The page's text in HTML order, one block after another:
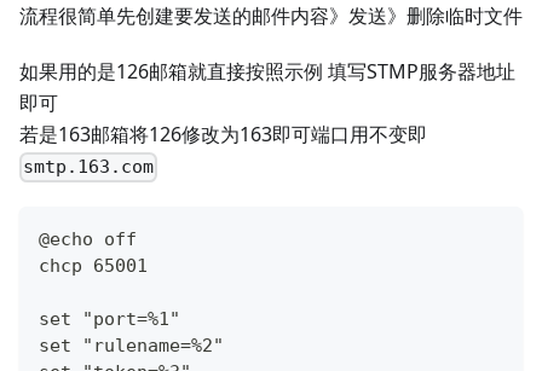
流程很简单先创建要发送的邮件内容》发送》删除临时文件
如果用的是126邮箱就直接按照示例 填写STMP服务器地址
即可
若是163邮箱将126修改为163即可端口用不变即
smtp.163.com
@echo off
chcp 65001
set "port=%1"
set "rulename=%2"